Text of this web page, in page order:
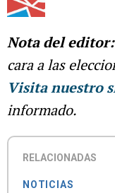
Nota del editor:
cara a las
Visita nuestro
informado.
RELACIONADAS
NOTICIAS